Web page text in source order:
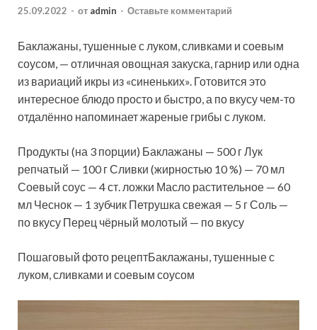
25.09.2022 - от admin - Оставьте комментарий
Баклажаны, тушенные с луком, сливками и соевым
соусом, — отличная овощная закуска, гарнир или одна
из вариаций икры из «синеньких». Готовится это
интересное блюдо просто и быстро, а по вкусу чем-то
отдалённо напоминает жареные грибы с луком.
Продукты (на 3 порции) Баклажаны — 500 г Лук
репчатый — 100 г Сливки (жирностью 10 %) — 70 мл
Соевый соус — 4 ст. ложки Масло растительное — 60
мл Чеснок — 1 зубчик Петрушка свежая — 5 г Соль —
по вкусу Перец чёрный молотый — по вкусу
Пошаговый фото рецептБаклажаны, тушенные с
луком, сливками и соевым соусом